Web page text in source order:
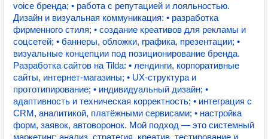
voice бренда; • работа с репутацией и лояльностью.
Дизайн и визуальная коммуникация: • разработка
фирменного стиля; • создание креативов для рекламы и
соцсетей; • баннеры, обложки, графика, презентации; •
визуальные концепции под позиционирование бренда.
Разработка сайтов на Tilda: • лендинги, корпоративные
сайты, интернет-магазины; • UX-структура и
прототипирование; • индивидуальный дизайн; •
адаптивность и техническая корректность; • интеграция с
CRM, аналитикой, платёжными сервисами; • настройка
форм, заявок, автоворонок. Мой подход — это системный
маркетинг: анализ, стратегия, креатив, тестирование и